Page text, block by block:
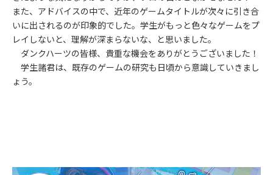
また、アドバイスの中で、近年のゲームタイトルが次々に引き合
いに出されるのが印象的でした。学生がもっと色々なゲームをプ
レイしないと、理解が深まらないな、と思いました。
ダンクハーツの皆様、貴重な機会をありがとうございました！
学生諸君は、既存のゲームの研究も日頃から意識していきまし
ょう。